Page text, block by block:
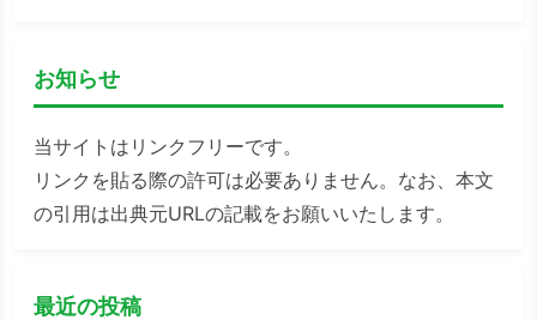
お知らせ
当サイトはリンクフリーです。
リンクを貼る際の許可は必要ありません。なお、本文
の引用は出典元URLの記載をお願いいたします。
最近の投稿